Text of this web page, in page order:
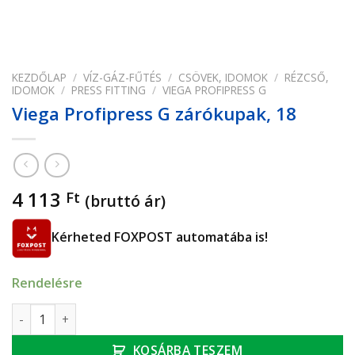
KEZDŐLAP / VÍZ-GÁZ-FŰTÉS / CSÖVEK, IDOMOK / RÉZCSŐ,
IDOMOK / PRESS FITTING / VIEGA PROFIPRESS G
Viega Profipress G zárókupak, 18
4 113 Ft (bruttó ár)
Kérheted FOXPOST automatába is!
Rendelésre
Viega Profipress G zárókupak, 18 mennyiség
KOSÁRBA TESZEM